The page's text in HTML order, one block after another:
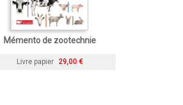
Mémento de zootechnie
Livre papier 29,00 €